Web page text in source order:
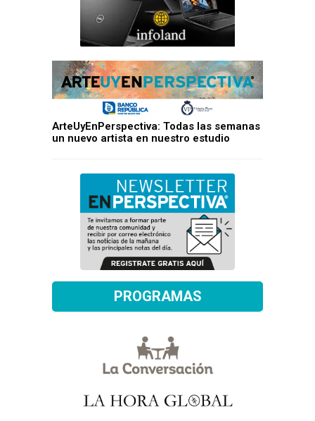
ArteUyEnPerspectiva: Todas las semanas
un nuevo artista en nuestro estudio
PROGRAMAS